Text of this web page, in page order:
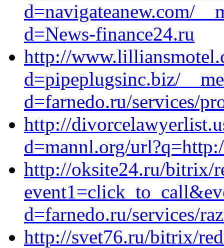
d=navigateanew.com/
d=News-finance24.ru
http://
d=pipeplugsinc.biz/
d=farnedo.ru/services/
http://
d=mannl.org/
http://oksite24.ru/bitrix/
d=farnedo.ru/services/
http://svet76.ru/bitrix/